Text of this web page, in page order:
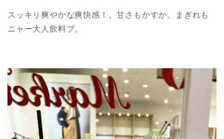
スッキリ爽やかな爽快感！。甘さもかすか。まぎれも
ニャー大人飲料ブ。